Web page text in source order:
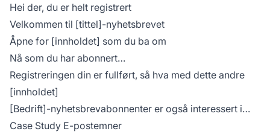
Hei der, du er helt registrert
Velkommen til [tittel]-nyhetsbrevet
Åpne for [innholdet] som du ba om
Nå som du har abonnert…
Registreringen din er fullført, så hva med dette andre
[innholdet]
[Bedrift]-nyhetsbrevabonnenter er også interessert i…
Case Study E-postemner